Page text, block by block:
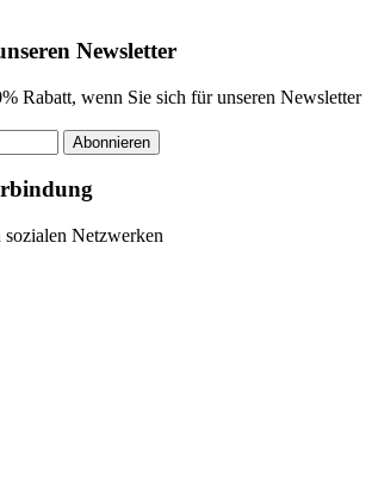
Newsletter
Rabatt, wenn Sie sich für unseren Newsletter
Abonnieren
Netzwerken